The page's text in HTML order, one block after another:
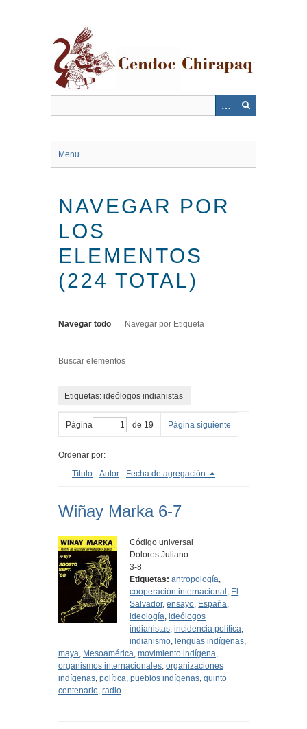
Menu
NAVEGAR POR
LOS
ELEMENTOS
(224 TOTAL)
Navegar todo Navegar por Etiqueta
Buscar elementos
Etiquetas: ideólogos indianistas
Página de 19 Página siguiente
Ordenar por:
Título
Autor Fecha de agregación
Wiñay Marka 6-7
Código universal
Dolores Juliano
3-8
Etiquetas: antropología,
cooperación internacional , El
Salvador,ensayo, España,
ideología,ideólogos
indianistas,incidencia política,
indianismo, lenguas indígenas,
maya, Mesoamérica, movimiento indígena,
organismos internacionales, organizaciones
indígenas, política, pueblos indígenas, quinto
centenario, radio